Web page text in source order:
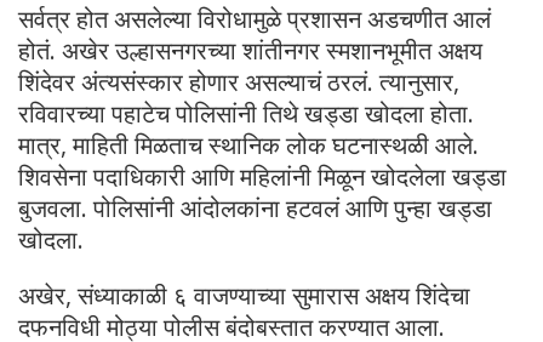
सर्वत्र होत असलेल्या विरोधामुळे प्रशासन अडचणीत आलं
होतं. अखेर उल्हासनगरच्या शांतीनगर स्मशानभूमीत अक्षय
शिंदेवर अंत्यसंस्कार होणार असल्याचं ठरलं. त्यानुसार,
रविवारच्या पहाटेच पोलिसांनी तिथे खड्डा खोदला होता.
मात्र, माहिती मिळताच स्थानिक लोक घटनास्थळी आले.
शिवसेना पदाधिकारी आणि महिलांनी मिळून खोदलेला खड्डा
बुजवला. पोलिसांनी आंदोलकांना हटवलं आणि पुन्हा खड्डा
खोदला.
अखेर, संध्याकाळी ६ वाजण्याच्या सुमारास अक्षय शिंदेचा
दफनविधी मोठ्या पोलीस बंदोबस्तात करण्यात आला.